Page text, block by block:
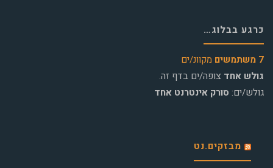
כרגע בבלוג…
7 משתמשים
מקוונ/ים
גולש אחד צופה/ים בדף זה.
גולש/ים: סורק אינטרנט אחד
מבזקים.נט